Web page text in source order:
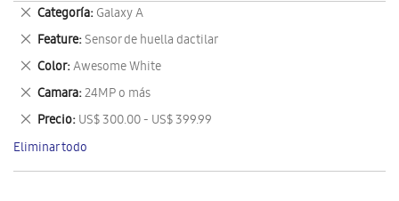
Categoría Galaxy A
Eliminar
este
artículo
Feature Sensor de huella dactilar
Eliminar
este
artículo
Color Awesome White
Eliminar
este
artículo
Camara 24MP o más
Eliminar
este
artículo
Precio US$ 300.00 - US$ 399.99
Eliminar
este
artículo
Eliminar todo